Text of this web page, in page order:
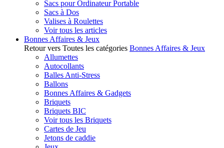
Sacs pour Ordinateur Portable
Sacs à Dos
Valises à Roulettes
Voir tous les articles
Bonnes Affaires & Jeux
Retour vers Toutes les catégories Bonnes Affaires & Jeux
Allumettes
Autocollants
Balles Anti-Stress
Ballons
Bonnes Affaires & Gadgets
Briquets
Briquets BIC
Voir tous les Briquets
Cartes de Jeu
Jetons de caddie